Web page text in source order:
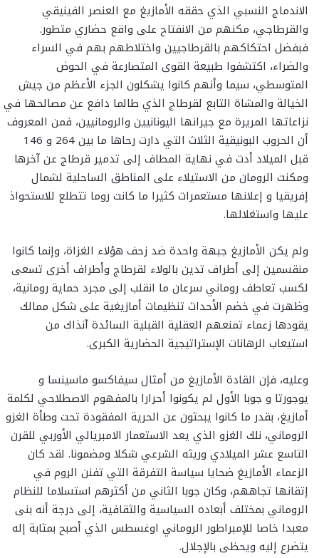
الاندماج النسبي الذي حققه الأمازيغ مع العنصر الفينيقي
والقرطاجي، مكنهم من الانفتاح على واقع حضاري متطور.
فبفضل احتكاكهم بالقرطاجيين واختلاطهم بهم في السراء
والضراء، اكتشفوا طبيعة القوى المتصارعة في الحوض
المتوسطي، سيما وأنهم كانوا يشكلون الجزء الأعظم من جيش
الخيالة والمشاة التابع لقرطاج الذي طالما دافع عن مصالحها في
نزاعاتها المريرة مع جيرانها اليونانيين والرومانيين، فمن المعروف
أن الحروب البونيقية الثلاث التي دارت رحاها ما بين 264 و 146
قبل الميلاد أدت في نهاية المطاف إلى تدمير قرطاج عن آخرها
ومكنت الرومان من الاستيلاء على المناطق الساحلية لشمال
إفريقيا و إعلانها مستعمرات كثيرا ما كانت روما تتطلع للاستحواذ
عليها واستغلالها.
ولم يكن الأمازيغ جبهة واحدة ضد زحف هؤلاء الغزاة، وإنما كانوا
منقسمين إلى أطراف تدين بالولاء لقرطاج وأطراف أخرى تسعى
لكسب تعاطف روماني سرعان ما انقلب إلى مجرد حماية رومانية،
وظهرت في خضم الأحداث تنظيمات أمازيغية على شكل ممالك
يقودها زعماء تمنعهم العقلية القبلية السائدة آنذاك من
استيعاب الرهانات الإستراتيجية الحضارية الكبرى.
وعليه، فإن القادة الأمازيغ من أمثال سيفاكسو ماسينسا و
يوجورتا و جوبا الأول لم يكونوا أحرارا بالمفهوم الاصطلاحي لكلمة
أمازيغ، بقدر ما كانوا يبحثون عن الحرية المفقودة تحت وطأة الغزو
الروماني، نلك الغزو الذي يعد الاستعمار الامبريالي الأوربي للقرن
التاسع عشر الميلادي وريثه الشرعي شكلا ومضمونا. لقد كان
الزعماء الأمازيغ ضحايا سياسة التفرقة التي تفنن الروم في
إتقانها تجاههم، وكان جوبا الثاني من أكثرهم استسلاما للنظام
الروماني بمختلف أبعاده السياسية والثقافية، إلى درجة أنه بنى
معبدا خاصا للإمبراطور الروماني اوغسطس الذي أصبح بمثابة إله
يتضرع إليه ويحظى بالإجلال.